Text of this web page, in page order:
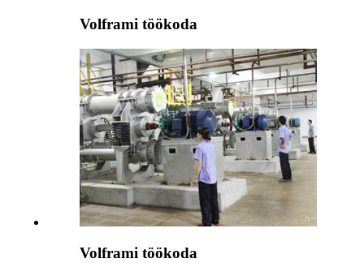
Volframi töökoda
Volframi töökoda